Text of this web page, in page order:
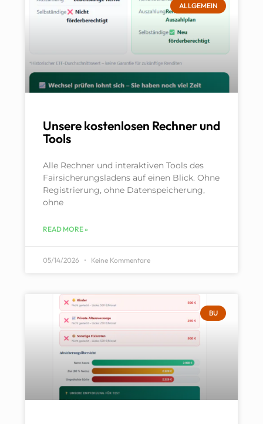
ALLGEMEIN
Unsere kostenlosen Rechner und
Tools
Alle Rechner und interaktiven Tools des
Fairsicherungsladens auf einen Blick. Ohne
Registrierung, ohne Datenspeicherung,
ohne
READ MORE »
05/14/2026 Keine Kommentare
BU